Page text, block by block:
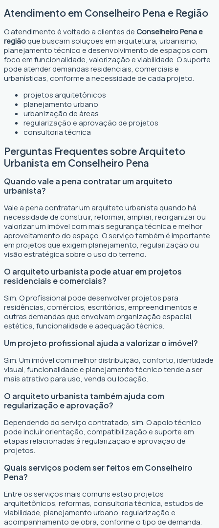
Atendimento em Conselheiro Pena e Região
O atendimento é voltado a clientes deConselheiro Pena e
regiãoque buscam soluções em arquitetura, urbanismo,
planejamento técnico e desenvolvimento de espaços com
foco em funcionalidade, valorização e viabilidade. O suporte
pode atender demandas residenciais, comerciais e
urbanísticas, conforme a necessidade de cada projeto.
projetos arquitetônicos
planejamento urbano
urbanização de áreas
regularização e aprovação de projetos
consultoria técnica
Perguntas Frequentes sobre Arquiteto
Urbanista em Conselheiro Pena
Quando vale a pena contratar um arquiteto
urbanista?
Vale a pena contratar um arquiteto urbanista quando há
necessidade de construir, reformar, ampliar, reorganizar ou
valorizar um imóvel com mais segurança técnica e melhor
aproveitamento do espaço. O serviço também é importante
em projetos que exigem planejamento, regularização ou
visão estratégica sobre o uso do terreno.
O arquiteto urbanista pode atuar em projetos
residenciais e comerciais?
Sim. O profissional pode desenvolver projetos para
residências, comércios, escritórios, empreendimentos e
outras demandas que envolvam organização espacial,
estética, funcionalidade e adequação técnica.
Um projeto profissional ajuda a valorizar o imóvel?
Sim. Um imóvel com melhor distribuição, conforto, identidade
visual, funcionalidade e planejamento técnico tende a ser
mais atrativo para uso, venda ou locação.
O arquiteto urbanista também ajuda com
regularização e aprovação?
Dependendo do serviço contratado, sim. O apoio técnico
pode incluir orientação, compatibilização e suporte em
etapas relacionadas à regularização e aprovação de
projetos.
Quais serviços podem ser feitos em Conselheiro
Pena?
Entre os serviços mais comuns estão projetos
arquitetônicos, reformas, consultoria técnica, estudos de
viabilidade, planejamento urbano, regularização e
acompanhamento de obra, conforme o tipo de demanda.